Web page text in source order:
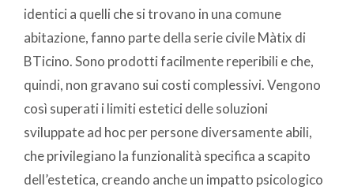
identici a quelli che si trovano in una comune
abitazione, fanno parte della serie civile Màtix di
BTicino. Sono prodotti facilmente reperibili e che,
quindi, non gravano sui costi complessivi. Vengono
così superati i limiti estetici delle soluzioni
sviluppate ad hoc per persone diversamente abili,
che privilegiano la funzionalità specifica a scapito
dell’estetica, creando anche un impatto psicologico